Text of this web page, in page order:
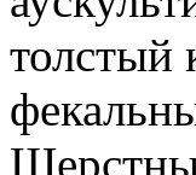
толстый